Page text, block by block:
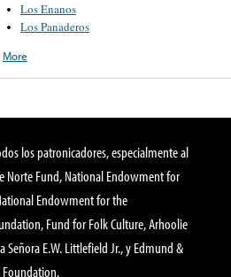
Los Enanos
Los Panaderos
More
los patronicadores, especialmente al
Norte Fund, National Endowment for
Endowment for the
Fund for Folk Culture, Arhoolie
Señora E.W. Littlefield Jr., y Edmund &